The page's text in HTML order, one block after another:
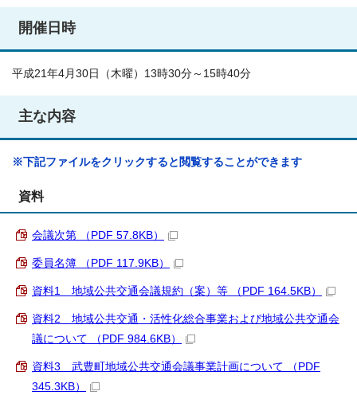
開催日時
平成21年4月30日（木曜）13時30分～15時40分
主な内容
※下記ファイルをクリックすると閲覧することができます
資料
会議次第 （PDF 57.8KB）
委員名簿 （PDF 117.9KB）
資料1 地域公共交通会議規約（案）等 （PDF 164.5KB）
資料2 地域公共交通・活性化総合事業および地域公共交通会
議について （PDF 984.6KB）
資料3 武豊町地域公共交通会議事業計画について （PDF
345.3KB）